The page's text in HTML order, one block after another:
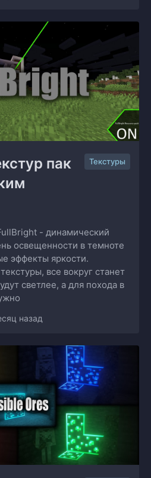
пак
Текстуры
- динамический
освещенности в темноте
эффекты яркости.
все вокруг станет
светлее, а для похода в
назад